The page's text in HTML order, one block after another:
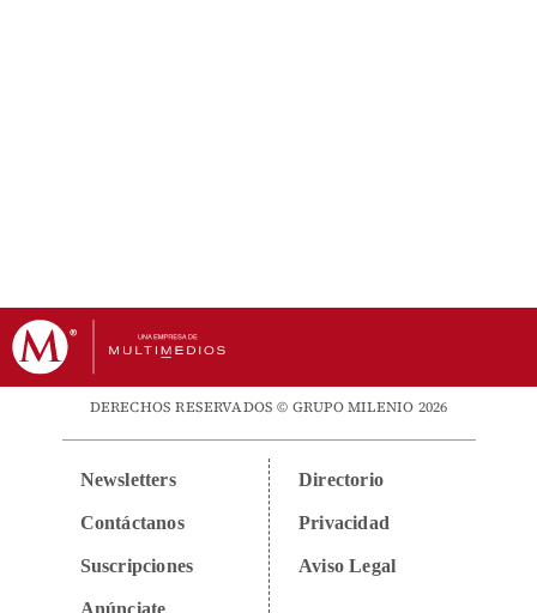
DERECHOS RESERVADOS © GRUPO MILENIO 2026
Newsletters
Contáctanos
Suscripciones
Anúnciate
Directorio
Privacidad
Aviso Legal